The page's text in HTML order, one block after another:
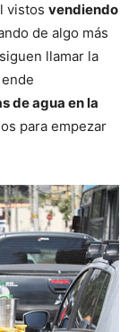
vistos vendiendo
de algo más
llamar la
de agua en la
para empezar